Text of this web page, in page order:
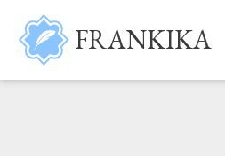
Aller au contenu principal
FRANKIKA